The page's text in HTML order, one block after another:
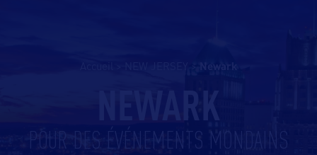
POUR DES ÉVÉNEMENTS MONDAINS